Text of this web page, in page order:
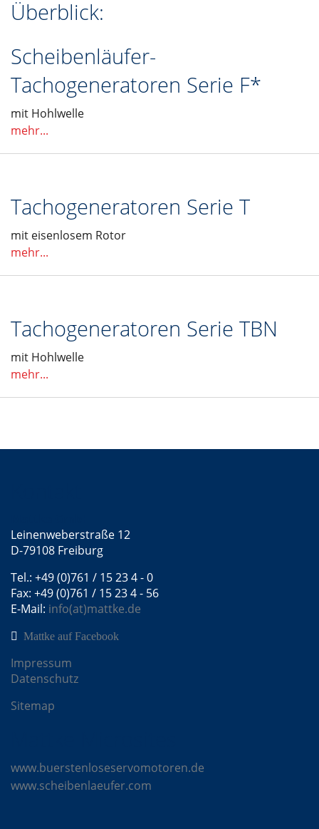
Überblick:
Scheibenläufer-
Tachogeneratoren Serie F*
mit Hohlwelle
mehr...
Tachogeneratoren Serie T
mit eisenlosem Rotor
mehr...
Tachogeneratoren Serie TBN
mit Hohlwelle
mehr...
Leinenweberstraße 12
D-79108 Freiburg
Tel.: +49 (0)761 / 15 23 4 - 0
Fax: +49 (0)761 / 15 23 4 - 56
E-Mail: info(at)mattke.de
Mattke auf Facebook
Impressum
Datenschutz
Sitemap
www.buerstenloseservomotoren.de
www.scheibenlaeufer.com